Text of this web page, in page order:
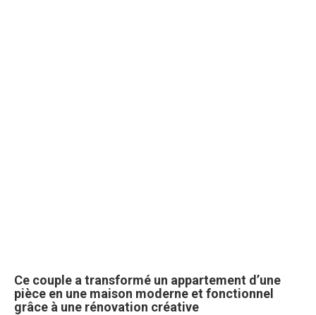
Ce couple a transformé un appartement d’une
pièce en une maison moderne et fonctionnel
grâce à une rénovation créative